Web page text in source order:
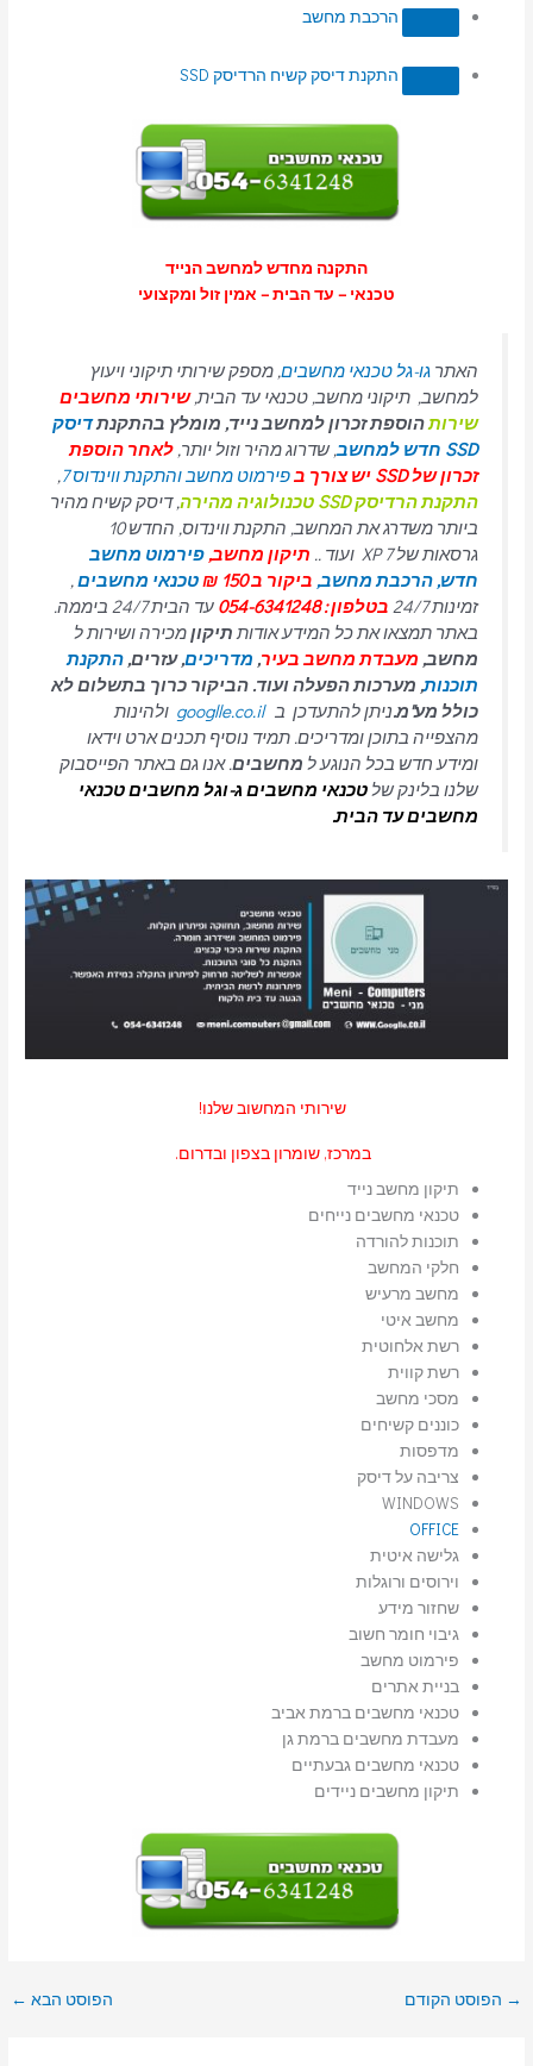
הרכבת מחשב
התקנת דיסק קשיח הרדיסק SSD
התקנה מחדש למחשב הנייד
טכנאי – עד הבית – אמין זול ומקצועי
האתרגו-גל טכנאי מחשבים, מספק שירותי תיקוני ויעוץ
למחשב, תיקוני מחשב, טכנאי עד הבית,שירותי מחשבים
שירותהוספת זכרון למחשב נייד, מומלץ בהתקנתדיסק
SSD חדש למחשב
, שדרוג מהיר וזול יותר, לאחר הוספת
זכרון של SSD יש צורך ב
פירמוט מחשב והתקנת ווינדוס 7 ,
התקנת הרדיסק SSD טכנולוגיה מהירה
, דיסק קשיח מהיר
ביותר משדרג את המחשב, התקנת ווינדוס, החדש 10
גרסאות של 7 XP ועוד ..
תיקון מחשב,פירמוט מחשב
חדש, הרכבת מחשב, ביקור ב 150 ₪ טכנאי מחשבים,
זמינות 24/7
בטלפון : 054-6341248
עד הבית 24/7 ביממה.
באתר תמצאו את כל המידע אודותתיקוןמכירה ושירות ל
מחשב, מעבדת מחשב בעיר, מדריכים, עזרים,התקנת
תוכנות, מערכות הפעלה ועוד. הביקור כרוך בתשלום לא
כולל מע"מ.ניתן להתעדכן בgooglle.co.il ולהינות
מהצפייה בתוכן ומדריכים. תמיד נוסיף תכנים ארט וידאו
ומידע חדש בכל הנוגע ל מחשבים. אנו גם באתר הפייסבוק
שלנו בלינק שלטכנאי מחשבים ג-וגל מחשבים טכנאי
מחשבים עד הבית.
שירותי המחשוב שלנו!
במרכז, שומרון בצפון ובדרום.
תיקון מחשב נייד
טכנאי מחשבים נייחים
תוכנות להורדה
חלקי המחשב
מחשב מרעיש
מחשב איטי
רשת אלחוטית
רשת קווית
מסכי מחשב
כוננים קשיחים
מדפסות
צריבה על דיסק
WINDOWS
OFFICE
גלישה איטית
וירוסים ורוגלות
שחזור מידע
גיבוי חומר חשוב
פירמוט מחשב
בניית אתרים
טכנאי מחשבים ברמת אביב
מעבדת מחשבים ברמת גן
טכנאי מחשבים גבעתיים
תיקון מחשבים ניידים
→ הפוסט הקודם הפוסט הבא ←